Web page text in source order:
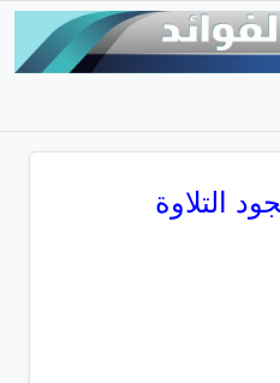
التلاوة